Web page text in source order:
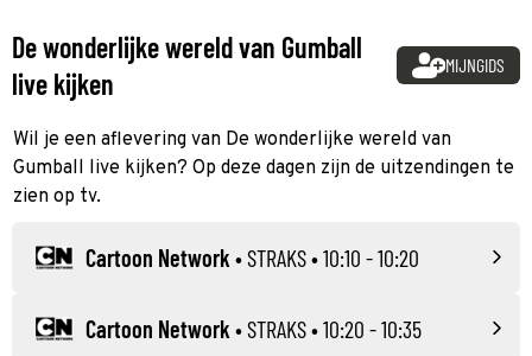
De wonderlijke wereld van Gumball
live kijken
MIJNGIDS
Wil je een aflevering van De wonderlijke wereld van
Gumball live kijken? Op deze dagen zijn de uitzendingen te
zien op tv.
Cartoon Network •STRAKS• 10:10 - 10:20
Cartoon Network •STRAKS• 10:20 - 10:35